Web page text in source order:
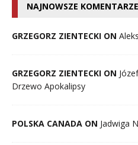
NAJNOWSZE KOMENTARZE
GRZEGORZ ZIENTECKI ON
GRZEGORZ ZIENTECKI ON
Drzewo Apokalipsy
POLSKA CANADA ON Jadwiga